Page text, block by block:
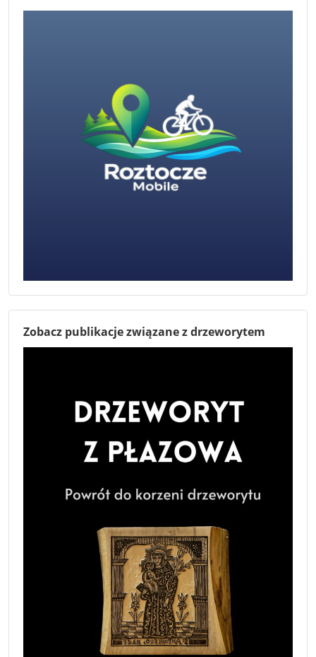
Zobacz publikacje związane z drzeworytem